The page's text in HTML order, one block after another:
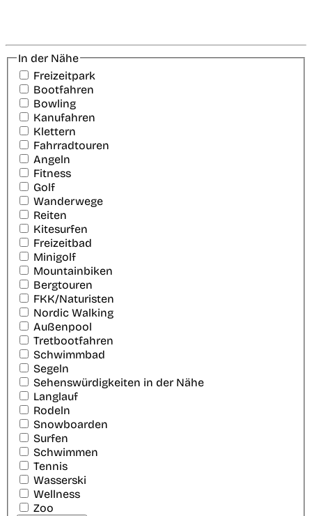
In der Nähe
Freizeitpark
Bootfahren
Bowling
Kanufahren
Klettern
Fahrradtouren
Angeln
Fitness
Golf
Wanderwege
Reiten
Kitesurfen
Freizeitbad
Minigolf
Mountainbiken
Bergtouren
FKK/Naturisten
Nordic Walking
Außenpool
Tretbootfahren
Schwimmbad
Segeln
Sehenswürdigkeiten in der Nähe
Langlauf
Rodeln
Snowboarden
Surfen
Schwimmen
Tennis
Wasserski
Wellness
Zoo